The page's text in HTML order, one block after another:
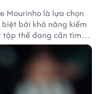
Mourinho là lựa chọn
bởi khả năng kiểm
tập thể đang cần tìm